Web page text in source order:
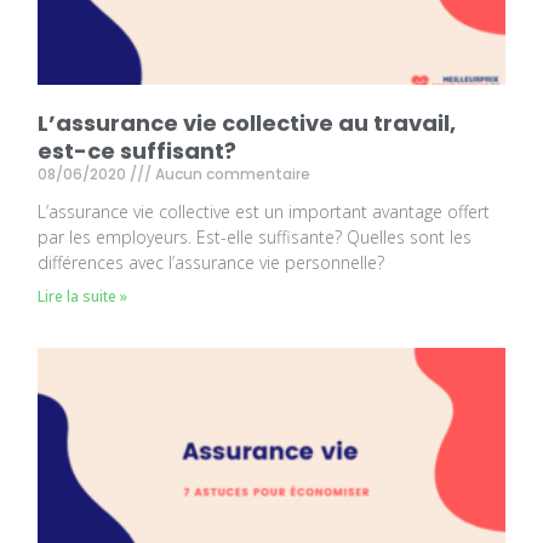
L’assurance vie collective au travail,
est-ce suffisant?
08/06/2020 Aucun commentaire
L’assurance vie collective est un important avantage offert
par les employeurs. Est-elle suffisante? Quelles sont les
différences avec l’assurance vie personnelle?
Lire la suite »